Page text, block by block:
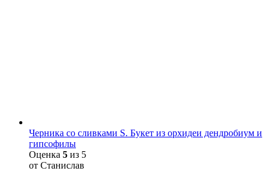
Черника со сливками S. Букет из орхидеи дендробиум и
гипсофилы
Оценка 5 из 5
от Станислав